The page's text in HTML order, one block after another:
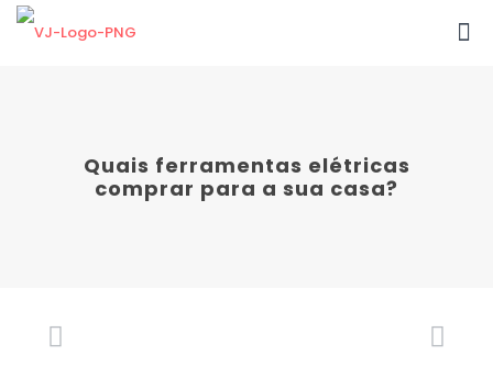
Quais ferramentas elétricas
comprar para a sua casa?